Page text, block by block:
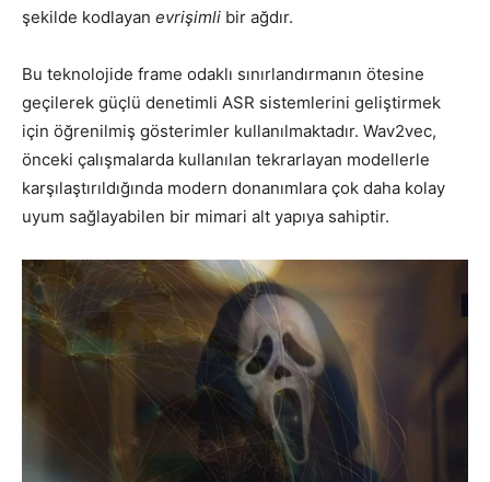
şekilde kodlayan evrişimli bir ağdır.
Bu teknolojide frame odaklı sınırlandırmanın ötesine
geçilerek güçlü denetimli ASR sistemlerini geliştirmek
için öğrenilmiş gösterimler kullanılmaktadır. Wav2vec,
önceki çalışmalarda kullanılan tekrarlayan modellerle
karşılaştırıldığında modern donanımlara çok daha kolay
uyum sağlayabilen bir mimari alt yapıya sahiptir.